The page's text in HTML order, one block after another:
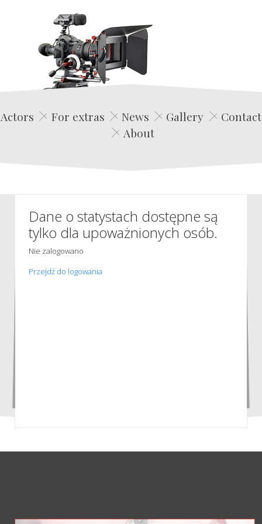
Edwin Film Agencja Aktorska
Actors For extras News Gallery
Contact
About
Dane o statystach dostępne są
tylko dla upoważnionych osób.
Nie zalogowano
Przejdź do logowania